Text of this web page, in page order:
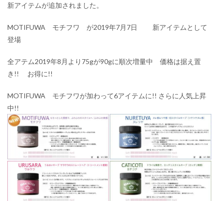
新アイテムが追加されました。
MOTIFUWA モチフワ が2019年7月7日 新アイテムとして
登場
全アテム2019年8月より75gが90gに順次増量中 価格は据え置
き!! お得に!!
MOTIFUWA モチフワが加わって6アイテムに!! さらに人気上昇
中!!